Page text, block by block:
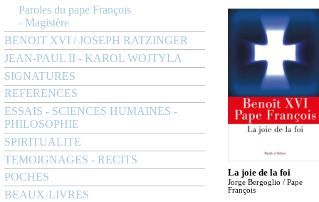
Paroles du pape François
- Magistère
BENOIT XVI / JOSEPH RATZINGER
JEAN-PAUL II - KAROL WOJTYLA
SIGNATURES
REFERENCES
ESSAIS - SCIENCES HUMAINES -
PHILOSOPHIE
SPIRITUALITE
TEMOIGNAGES - RECITS
POCHES
BEAUX-LIVRES
La joie de la foi
Jorge Bergoglio / Pape
François